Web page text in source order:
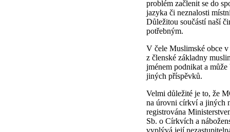
problém začlenit se do
jazyka či neznalosti
Důležitou součástí naší
potřebným.
V čele Muslimské obce
z členské základny
jménem podnikat a
jiných příspěvků.
Velmi důležité je to, že
na úrovni církví a jiných
registrována
Sb. o Církvích a
vyplývá její